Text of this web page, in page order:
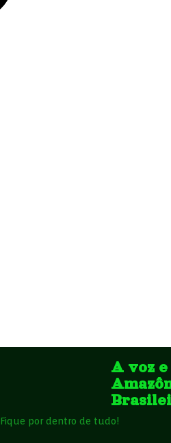
A voz
Fique por dentro de tudo!